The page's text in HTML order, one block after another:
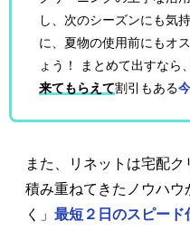
し、次のシーズンにも気
に、夏物の使用前にもオ
ょう！ まとめて出すなら
来てもらえて割引もある
また、リネットは宅配ク
積み重ねてきたノウハ
く」 最短２日のスピード